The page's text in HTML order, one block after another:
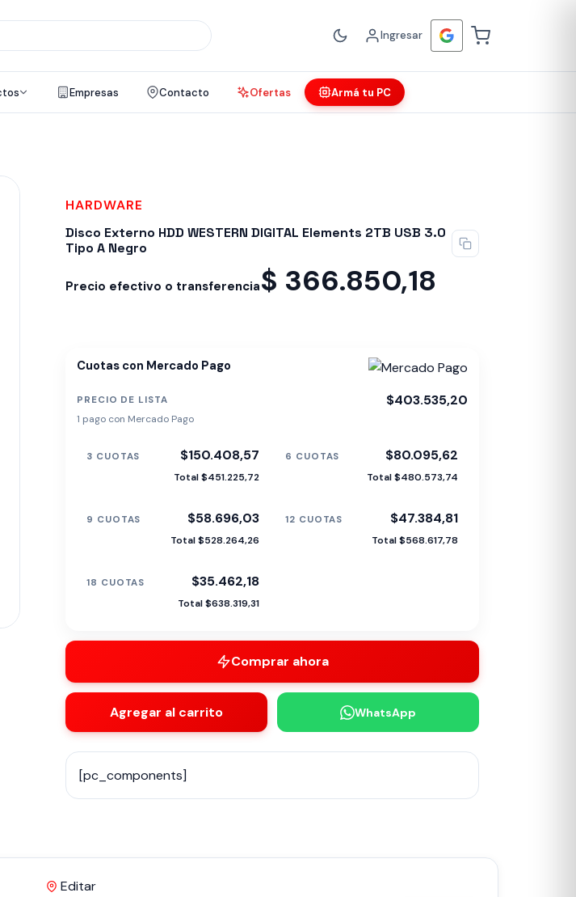
Ingresar
Empresas Contacto Ofertas Armá tu PC
HARDWARE
Disco Externo HDD WESTERN DIGITAL Elements 2TB USB 3.0
Tipo A Negro
Precio efectivo o transferencia$ 366.850,18
Cuotas con Mercado Pago
PRECIO DE LISTA $403.535,20
1 pago con Mercado Pago
3 CUOTAS $150.408,57
Total $451.225,72
6 CUOTAS $80.095,62
Total $480.573,74
9 CUOTAS $58.696,03
Total $528.264,26
12 CUOTAS $47.384,81
Total $568.617,78
18 CUOTAS $35.462,18
Total $638.319,31
Comprar ahora
Agregar al carrito WhatsApp
[pc_components]
Editar